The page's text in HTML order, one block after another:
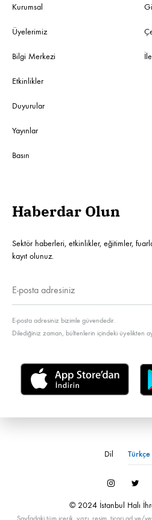
Kurumsal
Üyelerimiz
Bilgi Merkezi
Etkinlikler
Duyurular
Yayınlar
Basın
Haberdar Olun
Sektör haberleri, etkinlikler, eğitimler,
kayıt olunuz.
E-posta adresiniz bizimle güvendedir.
Dilediğiniz zaman, bültenlerin içindeki üyelikten
İnstagram
© 2024 İstanbul Halı
Sayfadaki tüm içerik, yazı, resim, ticari ad ve/
Dil Türkçe